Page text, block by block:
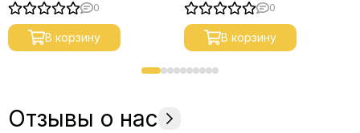
0
В корзину
0
В корзину
Отзывы о нас